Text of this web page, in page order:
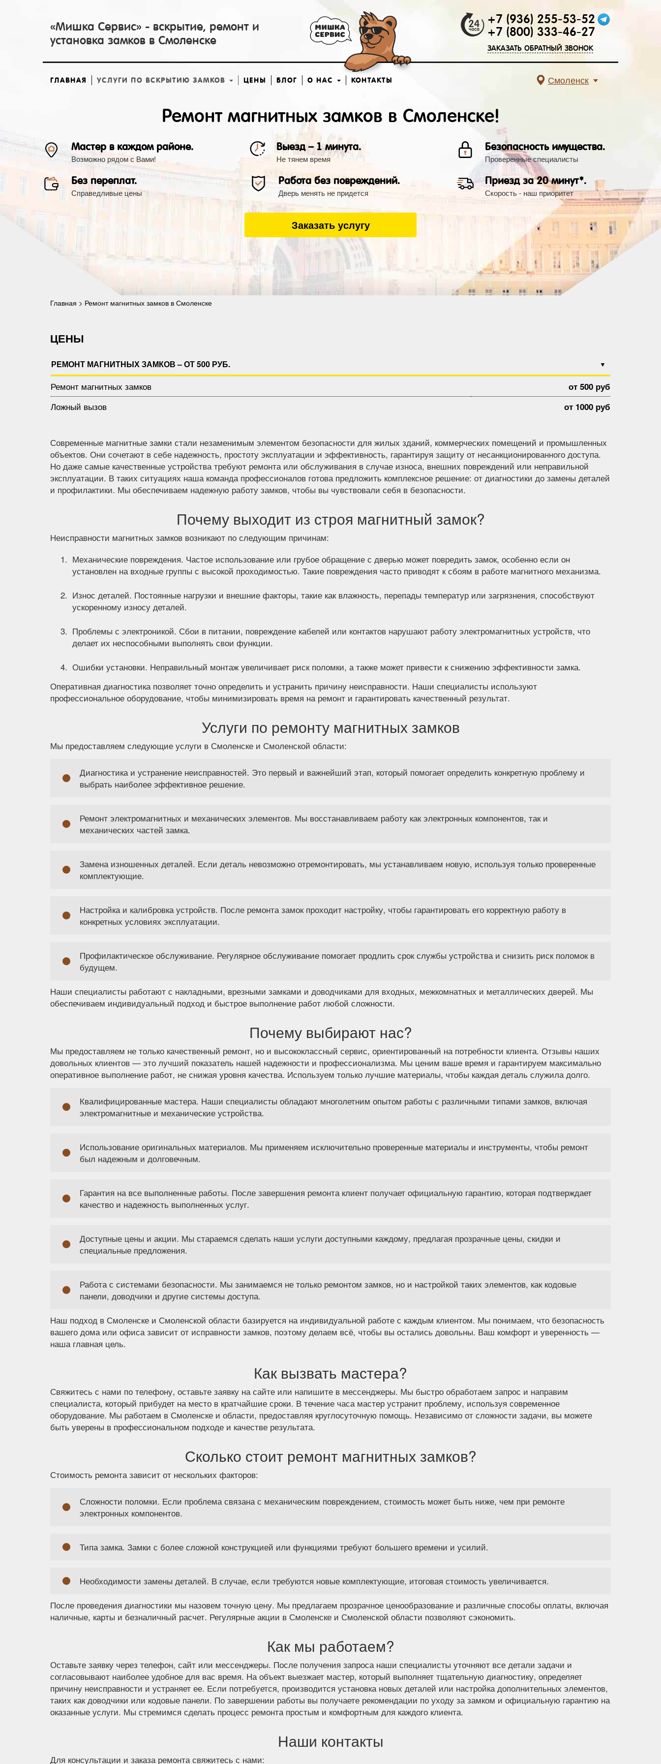
«Мишка Сервис» - вскрытие, ремонт и
установка замков в Смоленске
+7 (936) 255-53-52
+7 (800) 333-46-27
ЗАКАЗАТЬ ОБРАТНЫЙ ЗВОНОК
ГЛАВНАЯ УСЛУГИ ПО ВСКРЫТИЮ ЗАМКОВ ЦЕНЫ БЛОГ О НАС КОНТАКТЫ Смоленск
Ремонт магнитных замков в Смоленске!
Мастер в каждом районе.
Возможно рядом с Вами!
Выезд – 1 минута.
Не тянем время
Безопасность имущества.
Проверенные специалисты
Без переплат.
Справедливые цены
Работа без повреждений.
Дверь менять не придется
Приезд за 20 минут*.
Скорость - наш приоритет
Заказать услугу
Главная > Ремонт магнитных замков в Смоленске
ЦЕНЫ
РЕМОНТ МАГНИТНЫХ ЗАМКОВ – ОТ 500 РУБ.
Ремонт магнитных замков от 500 руб
Ложный вызов от 1000 руб
Современные магнитные замки стали незаменимым элементом безопасности для жилых зданий, коммерческих помещений и промышленных
объектов. Они сочетают в себе надежность, простоту эксплуатации и эффективность, гарантируя защиту от несанкционированного доступа.
Но даже самые качественные устройства требуют ремонта или обслуживания в случае износа, внешних повреждений или неправильной
эксплуатации. В таких ситуациях наша команда профессионалов готова предложить комплексное решение: от диагностики до замены деталей
и профилактики. Мы обеспечиваем надежную работу замков, чтобы вы чувствовали себя в безопасности.
Почему выходит из строя магнитный замок?
Неисправности магнитных замков возникают по следующим причинам:
Механические повреждения. Частое использование или грубое обращение с дверью может повредить замок, особенно если он
установлен на входные группы с высокой проходимостью. Такие повреждения часто приводят к сбоям в работе магнитного механизма.
Износ деталей. Постоянные нагрузки и внешние факторы, такие как влажность, перепады температур или загрязнения, способствуют
ускоренному износу деталей.
Проблемы с электроникой. Сбои в питании, повреждение кабелей или контактов нарушают работу электромагнитных устройств, что
делает их неспособными выполнять свои функции.
Ошибки установки. Неправильный монтаж увеличивает риск поломки, а также может привести к снижению эффективности замка.
Оперативная диагностика позволяет точно определить и устранить причину неисправности. Наши специалисты используют
профессиональное оборудование, чтобы минимизировать время на ремонт и гарантировать качественный результат.
Услуги по ремонту магнитных замков
Мы предоставляем следующие услуги в Смоленске и Смоленской области:
Диагностика и устранение неисправностей. Это первый и важнейший этап, который помогает определить конкретную проблему и
выбрать наиболее эффективное решение.
Ремонт электромагнитных и механических элементов. Мы восстанавливаем работу как электронных компонентов, так и
механических частей замка.
Замена изношенных деталей. Если деталь невозможно отремонтировать, мы устанавливаем новую, используя только проверенные
комплектующие.
Настройка и калибровка устройств. После ремонта замок проходит настройку, чтобы гарантировать его корректную работу в
конкретных условиях эксплуатации.
Профилактическое обслуживание. Регулярное обслуживание помогает продлить срок службы устройства и снизить риск поломок в
будущем.
Наши специалисты работают с накладными, врезными замками и доводчиками для входных, межкомнатных и металлических дверей. Мы
обеспечиваем индивидуальный подход и быстрое выполнение работ любой сложности.
Почему выбирают нас?
Мы предоставляем не только качественный ремонт, но и высококлассный сервис, ориентированный на потребности клиента. Отзывы наших
довольных клиентов — это лучший показатель нашей надежности и профессионализма. Мы ценим ваше время и гарантируем максимально
оперативное выполнение работ, не снижая уровня качества. Используем только лучшие материалы, чтобы каждая деталь служила долго.
Квалифицированные мастера. Наши специалисты обладают многолетним опытом работы с различными типами замков, включая
электромагнитные и механические устройства.
Использование оригинальных материалов. Мы применяем исключительно проверенные материалы и инструменты, чтобы ремонт
был надежным и долговечным.
Гарантия на все выполненные работы. После завершения ремонта клиент получает официальную гарантию, которая подтверждает
качество и надежность выполненных услуг.
Доступные цены и акции. Мы стараемся сделать наши услуги доступными каждому, предлагая прозрачные цены, скидки и
специальные предложения.
Работа с системами безопасности. Мы занимаемся не только ремонтом замков, но и настройкой таких элементов, как кодовые
панели, доводчики и другие системы доступа.
Наш подход в Смоленске и Смоленской области базируется на индивидуальной работе с каждым клиентом. Мы понимаем, что безопасность
вашего дома или офиса зависит от исправности замков, поэтому делаем всё, чтобы вы остались довольны. Ваш комфорт и уверенность —
наша главная цель.
Как вызвать мастера?
Свяжитесь с нами по телефону, оставьте заявку на сайте или напишите в мессенджеры. Мы быстро обработаем запрос и направим
специалиста, который прибудет на место в кратчайшие сроки. В течение часа мастер устранит проблему, используя современное
оборудование. Мы работаем в Смоленске и области, предоставляя круглосуточную помощь. Независимо от сложности задачи, вы можете
быть уверены в профессиональном подходе и качестве результата.
Сколько стоит ремонт магнитных замков?
Стоимость ремонта зависит от нескольких факторов:
Сложности поломки. Если проблема связана с механическим повреждением, стоимость может быть ниже, чем при ремонте
электронных компонентов.
Типа замка. Замки с более сложной конструкцией или функциями требуют большего времени и усилий.
Необходимости замены деталей. В случае, если требуются новые комплектующие, итоговая стоимость увеличивается.
После проведения диагностики мы назовем точную цену. Мы предлагаем прозрачное ценообразование и различные способы оплаты, включая
наличные, карты и безналичный расчет. Регулярные акции в Смоленске и Смоленской области позволяют сэкономить.
Как мы работаем?
Оставьте заявку через телефон, сайт или мессенджеры. После получения запроса наши специалисты уточняют все детали задачи и
согласовывают наиболее удобное для вас время. На объект выезжает мастер, который выполняет тщательную диагностику, определяет
причину неисправности и устраняет ее. Если потребуется, производится установка новых деталей или настройка дополнительных элементов,
таких как доводчики или кодовые панели. По завершении работы вы получаете рекомендации по уходу за замком и официальную гарантию на
оказанные услуги. Мы стремимся сделать процесс ремонта простым и комфортным для каждого клиента.
Наши контакты
Для консультации и заказа ремонта свяжитесь с нами: